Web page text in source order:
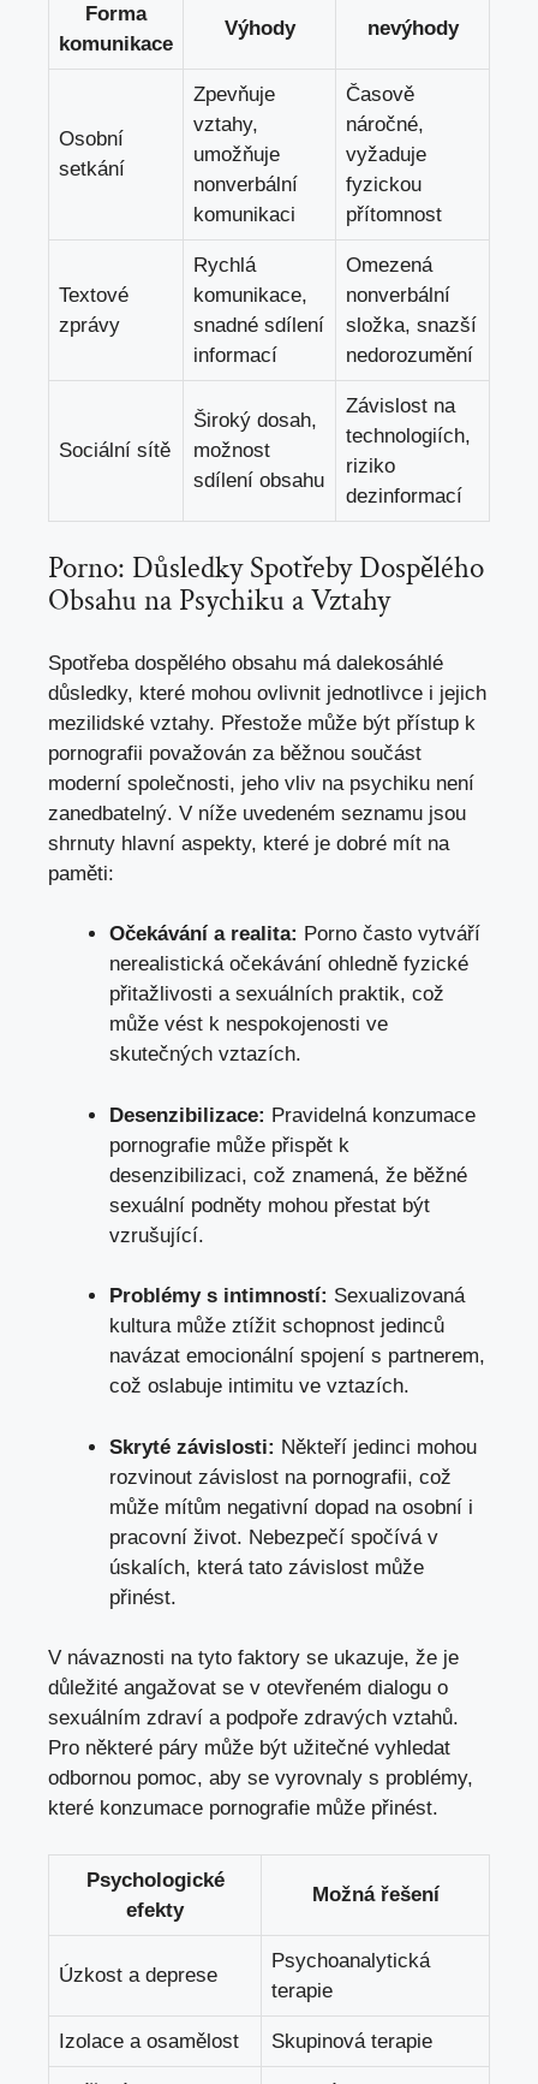
Forma
komunikace
Výhody nevýhody
Osobní
setkání
Zpevňuje⁤
vztahy,
umožňuje
nonverbální
komunikaci
Časově
náročné,
⁣vyžaduje
‍fyzickou
přítomnost
Textové
⁤zprávy
Rychlá
komunikace,
snadné sdílení
informací
Omezená
nonverbální
složka, ​snazší
nedorozumění
Sociální sítě
Široký ⁢dosah,
možnost
sdílení obsahu
Závislost na
technologiích,
riziko
dezinformací
Porno: ⁤Důsledky Spotřeby Dospělého
Obsahu na Psychiku a Vztahy
Spotřeba dospělého‌ obsahu⁣ má dalekosáhlé‌
důsledky, které⁤ mohou​ ovlivnit jednotlivce⁣ i jejich
mezilidské vztahy. Přestože může⁣ být přístup k
pornografii považován za⁤ běžnou součást
moderní společnosti, jeho vliv na psychiku není
zanedbatelný. V ‍níže uvedeném seznamu⁣ jsou
‍shrnuty hlavní aspekty, které je ⁤dobré mít⁤ na
paměti:
Očekávání a realita: Porno často ‌vytváří
nerealistická⁣ očekávání ohledně fyzické
přitažlivosti a sexuálních ⁤praktik, což
může ​vést ‍ k nespokojenosti ve‍
skutečných vztazích.
Desenzibilizace: Pravidelná​ konzumace
pornografie může ⁤přispět ‌k
desenzibilizaci, což ⁣znamená,​ že‌ běžné
sexuální podněty⁣ mohou přestat být
vzrušující.
Problémy s⁤ intimností: ⁣Sexualizovaná
kultura‍ může ztížit schopnost jedinců⁤
navázat emocionální spojení s​ partnerem,‍
což oslabuje⁤ intimitu ve vztazích.
Skryté závislosti: ​Někteří jedinci mohou
rozvinout​ závislost na pornografii,‍ což
může ‌mítům negativní dopad na osobní i
pracovní život. Nebezpečí spočívá v
‌úskalích, ⁣která tato závislost‌ může⁢
přinést.
V návaznosti na tyto faktory se ukazuje, že je
⁤důležité angažovat se v otevřeném dialogu o
sexuálním‌ zdraví a podpoře⁢ zdravých ⁤vztahů.
Pro některé páry ⁤může být‌ užitečné vyhledat
odbornou‌ pomoc, ⁢aby se vyrovnaly s problémy,
které konzumace ⁣pornografie může přinést.
Psychologické
efekty
Možná řešení
Úzkost ⁢a deprese
Psychoanalytická
terapie
Izolace​ a osamělost Skupinová terapie